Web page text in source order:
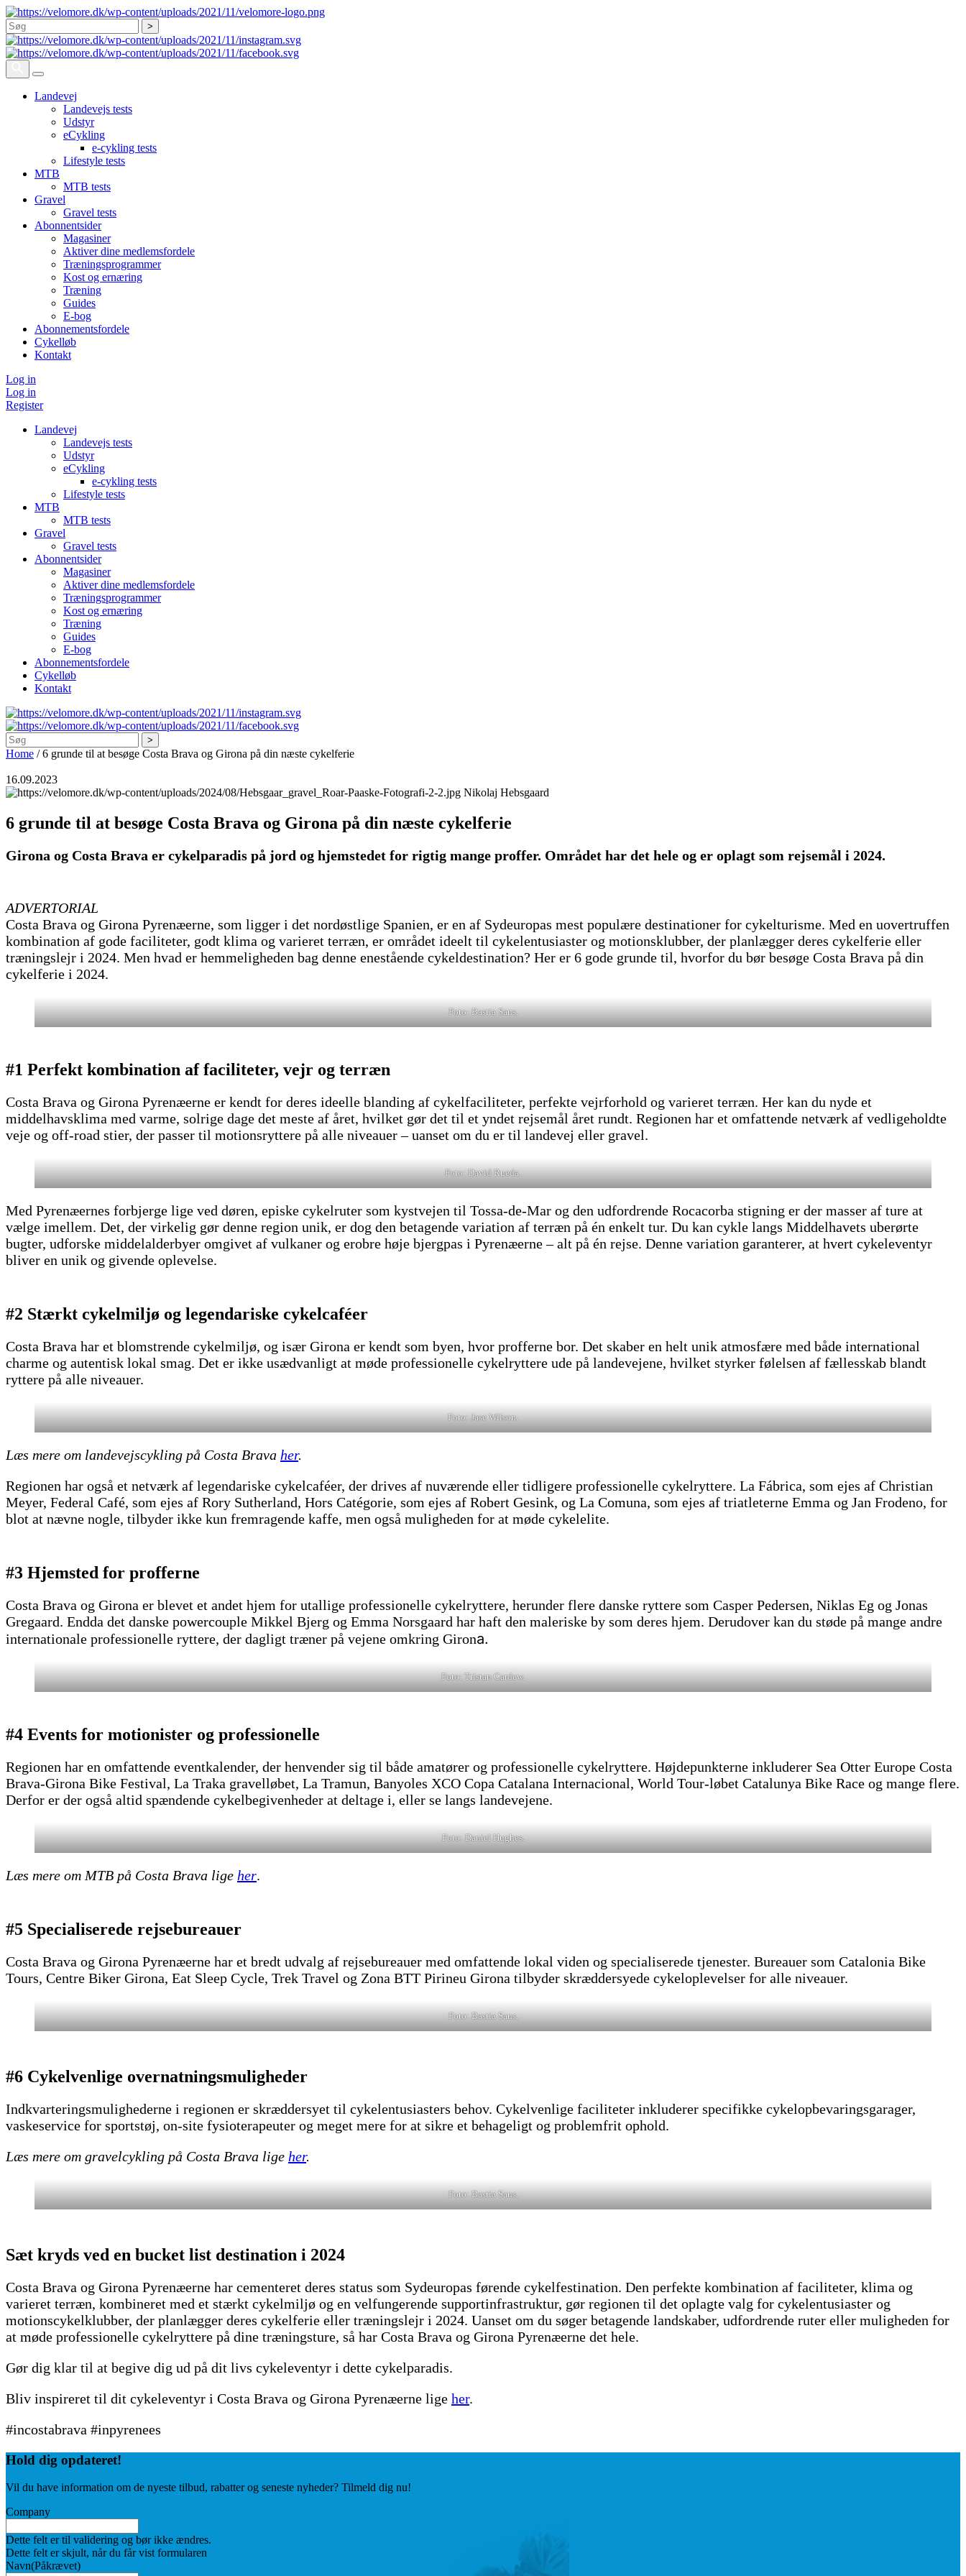
Søg
Landevej
Landevejs tests
Udstyr
eCykling
e-cykling tests
Lifestyle tests
MTB
MTB tests
Gravel
Gravel tests
Abonnentsider
Magasiner
Aktiver dine medlemsfordele
Træningsprogrammer
Kost og ernæring
Træning
Guides
E-bog
Abonnementsfordele
Cykelløb
Kontakt
Log in
Log in
Register
Landevej
Landevejs tests
Udstyr
eCykling
e-cykling tests
Lifestyle tests
MTB
MTB tests
Gravel
Gravel tests
Abonnentsider
Magasiner
Aktiver dine medlemsfordele
Træningsprogrammer
Kost og ernæring
Træning
Guides
E-bog
Abonnementsfordele
Cykelløb
Kontakt
Søg
Home /6 grunde til at besøge Costa Brava og Girona på din næste cykelferie
16.09.2023
Nikolaj Hebsgaard
6 grunde til at besøge Costa Brava og Girona på din næste cykelferie
Girona og Costa Brava er cykelparadis på jord og hjemstedet for rigtig mange proffer. Området har det hele og er oplagt som rejsemål i 2024.
ADVERTORIAL
Costa Brava og Girona Pyrenæerne, som ligger i det nordøstlige Spanien, er en af Sydeuropas mest populære destinationer for cykelturisme. Med en uovertruffen
kombination af gode faciliteter, godt klima og varieret terræn, er området ideelt til cykelentusiaster og motionsklubber, der planlægger deres cykelferie eller
træningslejr i 2024. Men hvad er hemmeligheden bag denne enestående cykeldestination? Her er 6 gode grunde til, hvorfor du bør besøge Costa Brava på din
cykelferie i 2024.
Foto: Bastia Sans.
#1 Perfekt kombination af faciliteter, vejr og terræn
Costa Brava og Girona Pyrenæerne er kendt for deres ideelle blanding af cykelfaciliteter, perfekte vejrforhold og varieret terræn. Her kan du nyde et
middelhavsklima med varme, solrige dage det meste af året, hvilket gør det til et yndet rejsemål året rundt. Regionen har et omfattende netværk af vedligeholdte
veje og off-road stier, der passer til motionsryttere på alle niveauer – uanset om du er til landevej eller gravel.
Foto: David Rueda.
Med Pyrenæernes forbjerge lige ved døren, episke cykelruter som kystvejen til Tossa-de-Mar og den udfordrende Rocacorba stigning er der masser af ture at
vælge imellem. Det, der virkelig gør denne region unik, er dog den betagende variation af terræn på én enkelt tur. Du kan cykle langs Middelhavets uberørte
bugter, udforske middelalderbyer omgivet af vulkaner og erobre høje bjergpas i Pyrenæerne – alt på én rejse. Denne variation garanterer, at hvert cykeleventyr
bliver en unik og givende oplevelse.
#2 Stærkt cykelmiljø og legendariske cykelcaféer
Costa Brava har et blomstrende cykelmiljø, og især Girona er kendt som byen, hvor profferne bor. Det skaber en helt unik atmosfære med både international
charme og autentisk lokal smag. Det er ikke usædvanligt at møde professionelle cykelryttere ude på landevejene, hvilket styrker følelsen af fællesskab blandt
ryttere på alle niveauer.
Foto: Jase Wilson.
Læs mere om landevejscykling på Costa Brava her.
Regionen har også et netværk af legendariske cykelcaféer, der drives af nuværende eller tidligere professionelle cykelryttere. La Fábrica, som ejes af Christian
Meyer, Federal Café, som ejes af Rory Sutherland, Hors Catégorie, som ejes af Robert Gesink, og La Comuna, som ejes af triatleterne Emma og Jan Frodeno, for
blot at nævne nogle, tilbyder ikke kun fremragende kaffe, men også muligheden for at møde cykelelite.
#3 Hjemsted for profferne
Costa Brava og Girona er blevet et andet hjem for utallige professionelle cykelryttere, herunder flere danske ryttere som Casper Pedersen, Niklas Eg og Jonas
Gregaard. Endda det danske powercouple Mikkel Bjerg og Emma Norsgaard har haft den maleriske by som deres hjem. Derudover kan du støde på mange andre
internationale professionelle ryttere, der dagligt træner på vejene omkring Girona.
Foto: Tristan Cardew.
#4 Events for motionister og professionelle
Regionen har en omfattende eventkalender, der henvender sig til både amatører og professionelle cykelryttere. Højdepunkterne inkluderer Sea Otter Europe Costa
Brava-Girona Bike Festival, La Traka gravelløbet, La Tramun, Banyoles XCO Copa Catalana Internacional, World Tour-løbet Catalunya Bike Race og mange flere.
Derfor er der også altid spændende cykelbegivenheder at deltage i, eller se langs landevejene.
Foto: Daniel Hughes.
Læs mere om MTB på Costa Brava lige her.
#5 Specialiserede rejsebureauer
Costa Brava og Girona Pyrenæerne har et bredt udvalg af rejsebureauer med omfattende lokal viden og specialiserede tjenester. Bureauer som Catalonia Bike
Tours, Centre Biker Girona, Eat Sleep Cycle, Trek Travel og Zona BTT Pirineu Girona tilbyder skræddersyede cykeloplevelser for alle niveauer.
Foto: Bastia Sans.
#6 Cykelvenlige overnatningsmuligheder
Indkvarteringsmulighederne i regionen er skræddersyet til cykelentusiasters behov. Cykelvenlige faciliteter inkluderer specifikke cykelopbevaringsgarager,
vaskeservice for sportstøj, on-site fysioterapeuter og meget mere for at sikre et behageligt og problemfrit ophold.
Læs mere om gravelcykling på Costa Brava lige her.
Foto: Bastia Sans.
Sæt kryds ved en bucket list destination i 2024
Costa Brava og Girona Pyrenæerne har cementeret deres status som Sydeuropas førende cykelfestination. Den perfekte kombination af faciliteter, klima og
varieret terræn, kombineret med et stærkt cykelmiljø og en velfungerende supportinfrastruktur, gør regionen til det oplagte valg for cykelentusiaster og
motionscykelklubber, der planlægger deres cykelferie eller træningslejr i 2024. Uanset om du søger betagende landskaber, udfordrende ruter eller muligheden for
at møde professionelle cykelryttere på dine træningsture, så har Costa Brava og Girona Pyrenæerne det hele.
Gør dig klar til at begive dig ud på dit livs cykeleventyr i dette cykelparadis.
Bliv inspireret til dit cykeleventyr i Costa Brava og Girona Pyrenæerne lige her.
#incostabrava #inpyrenees
Hold dig opdateret!
Vil du have information om de nyeste tilbud, rabatter og seneste nyheder? Tilmeld dig nu!
Company
Dette felt er til validering og bør ikke ændres.
Dette felt er skjult, når du får vist formularen
Navn(Påkrævet)